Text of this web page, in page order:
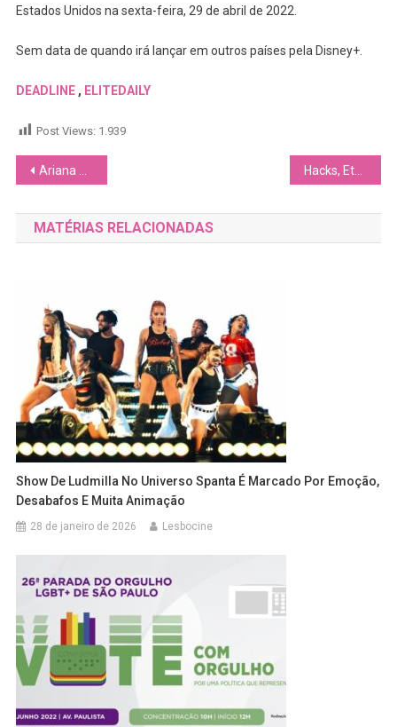
Estados Unidos na sexta-feira, 29 de abril de 2022.
Sem data de quando irá lançar em outros países pela Disney+.
DEADLINE, ELITEDAILY
Post Views: 1.939
Navegação
de
Post
Ariana DeBose comemorou vitória histórica no Oscar acompanhada de sua namorada, Sue Makkoo
MATÉRIAS RELACIONADAS
Show De Ludmilla No Universo Spanta É Marcado Por Emoção,
Desabafos E Muita Animação
28 de janeiro de 2026 Lesbocine